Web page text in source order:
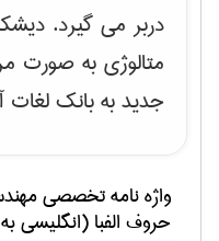
دربر می گیرد.
متالوژی به صورت
جدید به بانک لغات
واژه نامه تخصصی
حروف الفبا (انگلیسی